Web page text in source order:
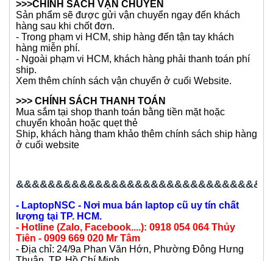
- 1 Model máy chúng tôi có rất nhiều Option và tình
trạng khác nhau, chúng tôi sử dụng 1 bài đăng để đăng
tải cho option và tình trạng máy hiện tại đang bán. Cho
nên Option và tình trạng ở thời điểm hiện tại có thể sẽ
khác với thông tin trước đó mà bạn đã xem.
- Shop luôn lấy phương châm "Tốt gỗ hơn tốt nước
sơn" máy có thể có những khiếm khuyết về bề ngoài
nhưng đặc biệt sẽ không khiếm khuyết về phần cứng
bên trong.
>>>CHÍNH SÁCH VẬN CHUYỂN
Sản phẩm sẽ được gửi vận chuyển ngay đến khách
hàng sau khi chốt đơn.
- Trong phạm vi HCM, ship hàng đến tận tay khách
ship.
Xem thêm chính sách vận chuyển ở cuối Website.
>>> CHÍNH SÁCH THANH TOÁN
Mua sắm tại shop thanh toán bằng tiền mặt hoặc
chuyển khoản hoặc quẹt thẻ
Ship, khách hàng tham khảo thêm chính sách ship hàng
ở cuối website